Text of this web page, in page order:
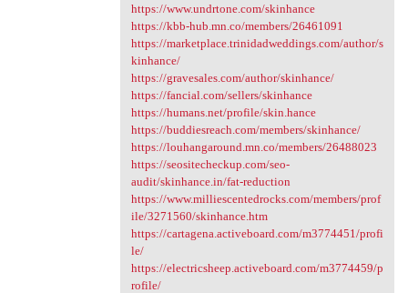
https://www.undrtone.com/skinhance
https://kbb-hub.mn.co/members/26461091
https://marketplace.trinidadweddings.com/author/s
kinhance/
https://gravesales.com/author/skinhance/
https://fancial.com/sellers/skinhance
https://humans.net/profile/skin.hance
https://buddiesreach.com/members/skinhance/
https://louhangaround.mn.co/members/26488023
https://seositecheckup.com/seo-
audit/skinhance.in/fat-reduction
https://www.milliescentedrocks.com/members/prof
ile/3271560/skinhance.htm
https://cartagena.activeboard.com/m3774451/profi
le/
https://electricsheep.activeboard.com/m3774459/p
rofile/